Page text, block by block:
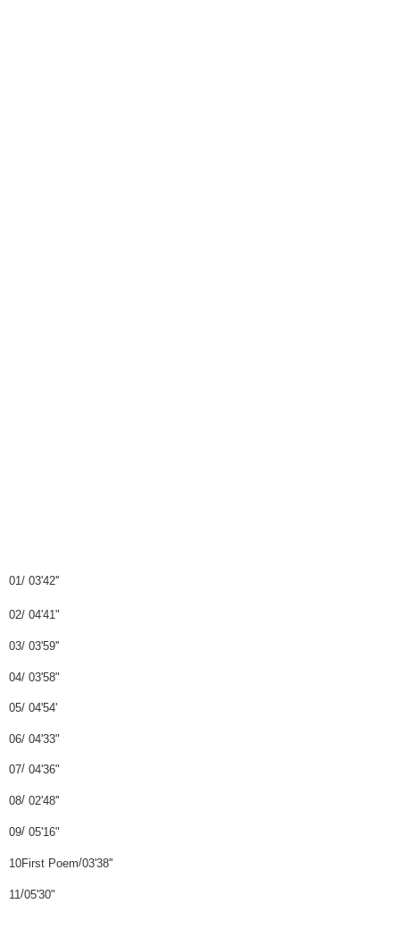
01 / 03'42''
02/ 04'41"
03/ 03'59''
04/ 03'58"
05/ 04'54'
06/ 04'33"
07/ 04'36"
08/ 02'48''
09/ 05'16"
10First Poem/03'38''
11/05'30"